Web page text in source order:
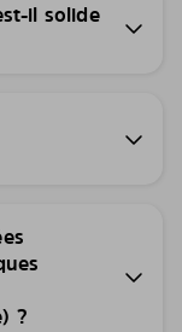
il solide
?